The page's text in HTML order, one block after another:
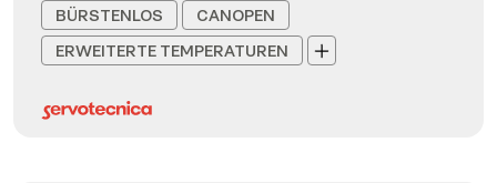
BÜRSTENLOS
CANOPEN
ERWEITERTE TEMPERATUREN